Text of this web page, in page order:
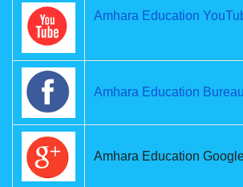
Amhara Education
Amhara Education Bureau
Amhara Education